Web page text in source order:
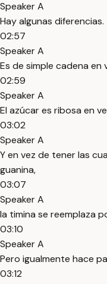
Speaker A
Hay algunas diferencias.
02:57
Speaker A
Es de simple cadena en
02:59
Speaker A
El azúcar es ribosa en
03:02
Speaker A
Y en vez de tener las
guanina,
03:07
Speaker A
la timina se reemplaza
03:10
Speaker A
Pero igualmente hace
03:12